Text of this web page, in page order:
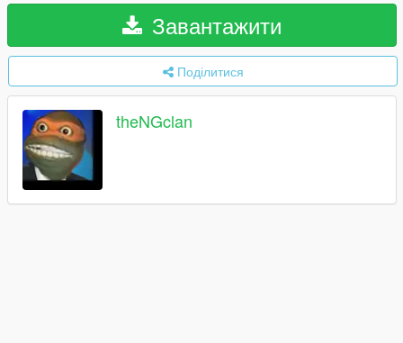
Завантажити
Поділитися
theNGclan